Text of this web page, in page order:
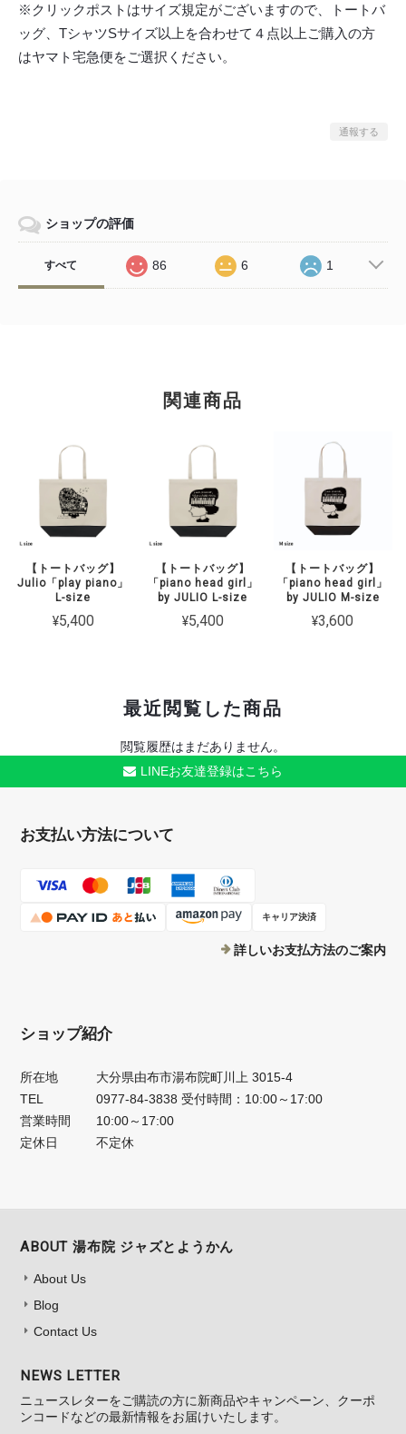
※クリックポストはサイズ規定がございますので、トートバ
ッグ、TシャツSサイズ以上を合わせて４点以上ご購入の方
はヤマト宅急便をご選択ください。
通報する
ショップの評価
すべて 86 6 1
関連商品
【トートバッグ】
Julio「play piano」
L-size
¥5,400
【トートバッグ】
「piano head girl」
by JULIO L-size
¥5,400
【トートバッグ】
「piano head girl」
by JULIO M-size
¥3,600
最近閲覧した商品
閲覧履歴はまだありません。
LINEお友達登録はこちら
お支払い方法について
キャリア決済
詳しいお支払方法のご案内
ショップ紹介
所在地
大分県由布市湯布院町川上 3015-4
TEL
0977-84-3838 受付時間：10:00～17:00
営業時間
10:00～17:00
定休日
不定休
ABOUT 湯布院 ジャズとようかん
About Us
Blog
Contact Us
NEWS LETTER
ニュースレターをご購読の方に新商品やキャンペーン、クーポ
ンコードなどの最新情報をお届けいたします。